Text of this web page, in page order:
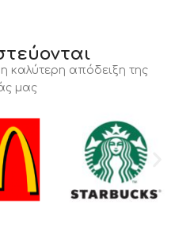
καλύτερη απόδειξη της
μας